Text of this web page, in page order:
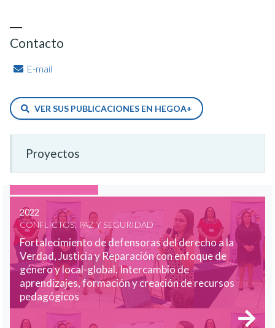
Contacto
E-mail
VER SUS PUBLICACIONES EN HEGOA+
Proyectos
2022
CONFLICTOS, PAZ Y SEGURIDAD
Fortalecimiento de defensoras del derecho a la
Verdad, Justicia y Reparación con enfoque de
género y local-global. Intercambio de
aprendizajes, formación y creación de recursos
pedagógicos